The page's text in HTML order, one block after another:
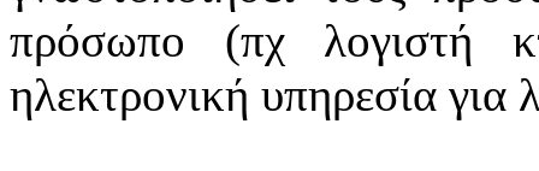
πρόσωπο (πχ λογιστή
ηλεκτρονική υπηρεσία για